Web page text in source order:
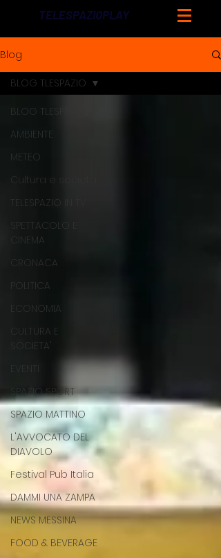
TELESPAZIOPLAY
Blog
BLOG TLESPAZIO
AMBIENTE
METEO
Cultura e società
TELESPAZIO IN TV
SPETTACOLO E
CINEMA
CRONACA
POLITICA
ECONOMIA
CULTURA E
SOCIETA'
EVENTI
SPAZIO SPORT
SPAZIO MATTINO
L'AVVOCATO DEL
DIAVOLO
Festival Pub Italia
DAMMI UNA ZAMPA
NEWS MESSINA
FOOD & BEVERAGE
BLOG TLESPAZIO